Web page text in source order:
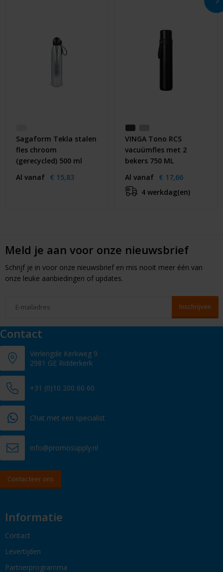
Sagaform Tekla stalen
fles chroom
(gerecycled) 500 ml
Al vanaf € 15,83
VINGA Tono RCS
vacuümfles met 2
bekers 750 ML
Al vanaf € 17,66
4 werkdag(en)
Meld je aan voor onze nieuwsbrief
Schrijf je in voor onze nieuwsbrief en mis nooit meer één van
onze leuke aanbiedingen of updates.
Contact
Verlengde Kerkweg 9
2981 GE Ridderkerk
+31 (0)10 200 60 60
Chat met een specialist
info@promosupply.nl
Contacteer ons
Informatie
Contact
Levertijden
Partnerprogramma